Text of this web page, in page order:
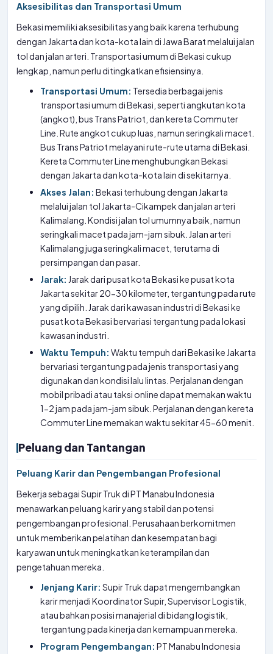
Aksesibilitas dan Transportasi Umum
Bekasi memiliki aksesibilitas yang baik karena terhubung
dengan Jakarta dan kota-kota lain di Jawa Barat melalui jalan
tol dan jalan arteri. Transportasi umum di Bekasi cukup
lengkap, namun perlu ditingkatkan efisiensinya.
Transportasi Umum: Tersedia berbagai jenis
transportasi umum di Bekasi, seperti angkutan kota
(angkot), bus Trans Patriot, dan kereta Commuter
Line. Rute angkot cukup luas, namun seringkali macet.
Bus Trans Patriot melayani rute-rute utama di Bekasi.
Kereta Commuter Line menghubungkan Bekasi
dengan Jakarta dan kota-kota lain di sekitarnya.
Akses Jalan: Bekasi terhubung dengan Jakarta
melalui jalan tol Jakarta-Cikampek dan jalan arteri
Kalimalang. Kondisi jalan tol umumnya baik, namun
seringkali macet pada jam-jam sibuk. Jalan arteri
Kalimalang juga seringkali macet, terutama di
persimpangan dan pasar.
Jarak: Jarak dari pusat kota Bekasi ke pusat kota
Jakarta sekitar 20-30 kilometer, tergantung pada rute
yang dipilih. Jarak dari kawasan industri di Bekasi ke
pusat kota Bekasi bervariasi tergantung pada lokasi
kawasan industri.
Waktu Tempuh: Waktu tempuh dari Bekasi ke Jakarta
bervariasi tergantung pada jenis transportasi yang
digunakan dan kondisi lalu lintas. Perjalanan dengan
mobil pribadi atau taksi online dapat memakan waktu
1-2 jam pada jam-jam sibuk. Perjalanan dengan kereta
Commuter Line memakan waktu sekitar 45-60 menit.
Peluang dan Tantangan
Peluang Karir dan Pengembangan Profesional
Bekerja sebagai Supir Truk di PT Manabu Indonesia
menawarkan peluang karir yang stabil dan potensi
pengembangan profesional. Perusahaan berkomitmen
untuk memberikan pelatihan dan kesempatan bagi
karyawan untuk meningkatkan keterampilan dan
pengetahuan mereka.
Jenjang Karir: Supir Truk dapat mengembangkan
karir menjadi Koordinator Supir, Supervisor Logistik,
atau bahkan posisi manajerial di bidang logistik,
tergantung pada kinerja dan kemampuan mereka.
Program Pengembangan: PT Manabu Indonesia